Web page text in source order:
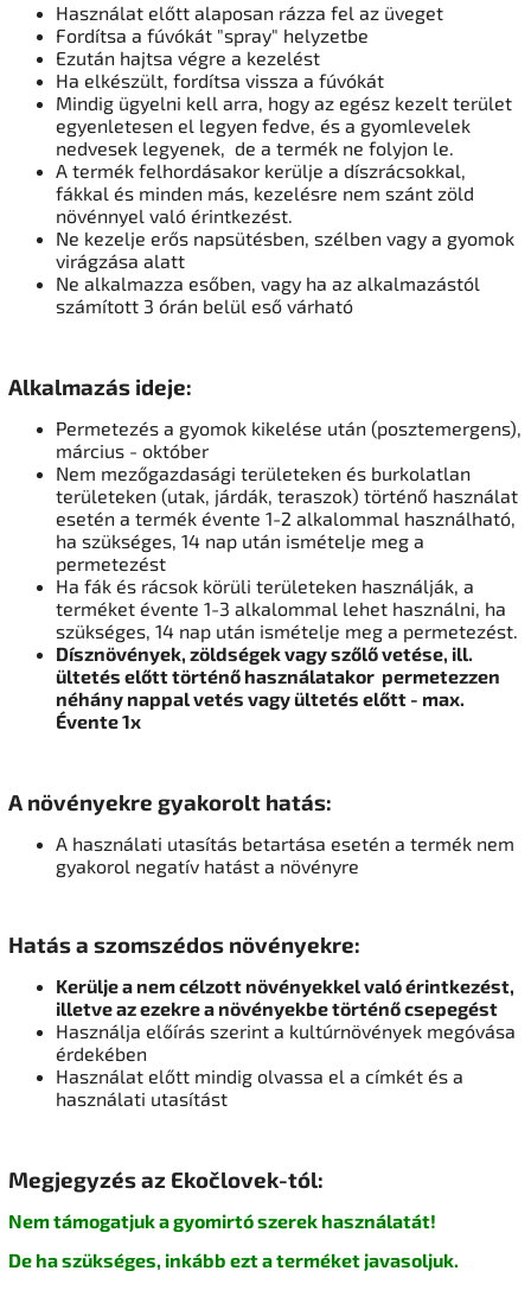
Használat előtt alaposan rázza fel az üveget
Fordítsa a fúvókát "spray" helyzetbe
Ezután hajtsa végre a kezelést
Ha elkészült, fordítsa vissza a fúvókát
Mindig ügyelni kell arra, hogy az egész kezelt terület
egyenletesen el legyen fedve, és a gyomlevelek
nedvesek legyenek, de a termék ne folyjon le.
A termék felhordásakor kerülje a díszrácsokkal,
fákkal és minden más, kezelésre nem szánt zöld
növénnyel való érintkezést.
Ne kezelje erős napsütésben, szélben vagy a gyomok
virágzása alatt
Ne alkalmazza esőben, vagy ha az alkalmazástól
számított 3 órán belül eső várható
Alkalmazás ideje:
Permetezés a gyomok kikelése után (posztemergens),
március - október
Nem mezőgazdasági területeken és burkolatlan
területeken (utak, járdák, teraszok) történő használat
esetén a termék évente 1-2 alkalommal használható,
ha szükséges, 14 nap után ismételje meg a
permetezést
Ha fák és rácsok körüli területeken használják, a
terméket évente 1-3 alkalommal lehet használni, ha
szükséges, 14 nap után ismételje meg a permetezést.
Dísznövények, zöldségek vagy szőlővetése, ill.
ültetés előtt történő használatakor permetezzen
néhány nappal vetés vagy ültetés előtt - max.
Évente 1x
A növényekre gyakorolt ​​hatás:
A használati utasítás betartása esetén a termék nem
gyakorol negatív hatást a növényre
Hatás a szomszédos növényekre:
Kerülje a nem célzott növényekkel való érintkezést,
illetve az ezekre a növényekbe történő csepegést
Használja előírás szerint a kultúrnövények megóvása
érdekében
Használat előtt mindig olvassa el a címkét és a
használati utasítást
Megjegyzés az Ekočlovek-tól:
Nem támogatjuk a gyomirtó szerek használatát!
De ha szükséges, inkább ezt a terméket javasoljuk.